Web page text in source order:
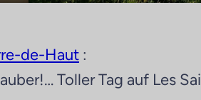
de-Haut :
Toller Tag auf Les